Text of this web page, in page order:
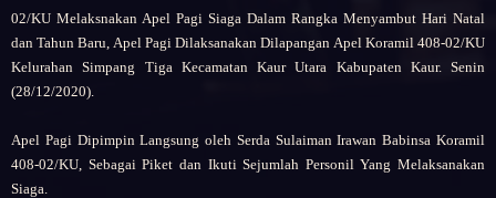
02/KU Melaksnakan Apel Pagi Siaga Dalam Rangka Menyambut Hari Natal
dan Tahun Baru, Apel Pagi Dilaksanakan Dilapangan Apel Koramil 408-02/KU
Kelurahan Simpang Tiga Kecamatan Kaur Utara Kabupaten Kaur. Senin
(28/12/2020).
Apel Pagi Dipimpin Langsung oleh Serda Sulaiman Irawan Babinsa Koramil
408-02/KU, Sebagai Piket dan Ikuti Sejumlah Personil Yang Melaksanakan
Siaga.